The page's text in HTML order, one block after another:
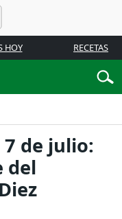
HOY RECETAS
7 de julio:
del